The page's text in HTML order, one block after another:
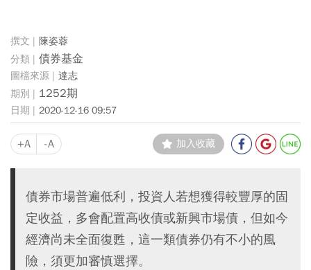
陳姿蓉
債券基金
達志
1252期
2020-12-16 09:57
+A -A 加入收藏
債券市場普遍低利，投資人若想獲得較豐厚的固
定收益，多會配置高收債或新興市場債，但如今
經濟尚未全面復甦，這一類債券仍有不小的風
險，須更加審慎選擇。